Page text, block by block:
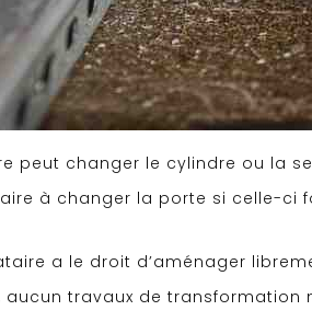
peut changer le cylindre ou la
à changer la porte si celle-ci
a le droit d’aménager
travaux de transformation